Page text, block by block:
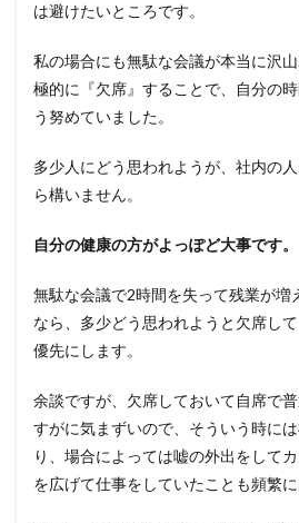
は避けたいところです。
私の場合にも無駄な会議が本当に沢
極的に『欠席』することで、自分の
う努めていました。
多少人にどう思われようが、社内の
ら構いません。
自分の健康の方がよっぽど大事です。
無駄な会議で2時間を失って残業が増
なら、多少どう思われようと欠席し
優先にします。
余談ですが、欠席しておいて自席で
すがに気まずいので、そういう時に
り、場合によっては嘘の外出をして
を広げて仕事をしていたことも頻繁に